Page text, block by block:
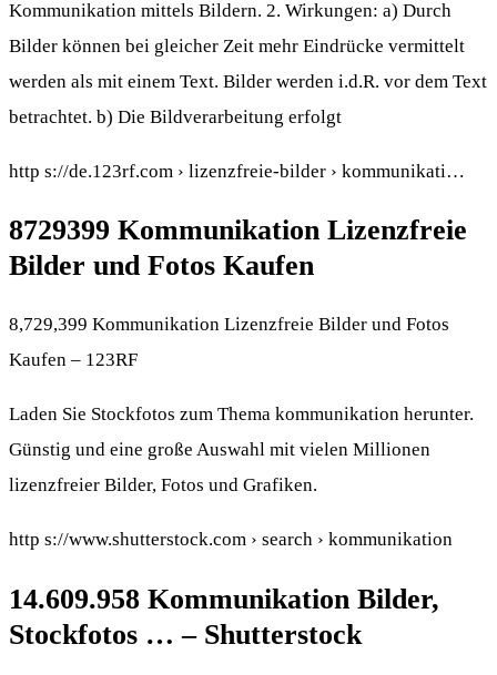
Kommunikation mittels Bildern. 2. Wirkungen: a) Durch
Bilder können bei gleicher Zeit mehr Eindrücke vermittelt
werden als mit einem Text. Bilder werden i.d.R. vor dem Text
betrachtet. b) Die Bildverarbeitung erfolgt
http s://de.123rf.com › lizenzfreie-bilder › kommunikati…
8729399 Kommunikation Lizenzfreie
Bilder und Fotos Kaufen
8,729,399 Kommunikation Lizenzfreie Bilder und Fotos
Kaufen – 123RF
Laden Sie Stockfotos zum Thema kommunikation herunter.
Günstig und eine große Auswahl mit vielen Millionen
lizenzfreier Bilder, Fotos und Grafiken.
http s://www.shutterstock.com › search › kommunikation
14.609.958 Kommunikation Bilder,
Stockfotos … – Shutterstock